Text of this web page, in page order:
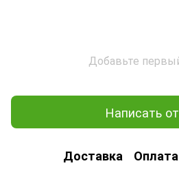
Добавьте
Написать
Доставка Оплата